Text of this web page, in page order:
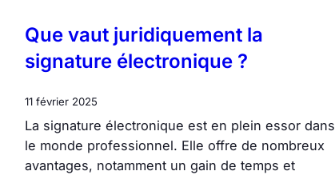
Que vaut juridiquement la
signature électronique ?
11 février 2025
La signature électronique est en plein essor dans
le monde professionnel. Elle offre de nombreux
avantages, notamment un gain de temps et